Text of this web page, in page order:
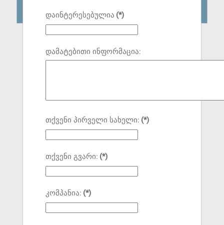
დაინტერესებულია (*)
დამატებითი ინფორმაცია:
თქვენი პირველი სახელი: (*)
თქვენი გვარი: (*)
კომპანია: (*)